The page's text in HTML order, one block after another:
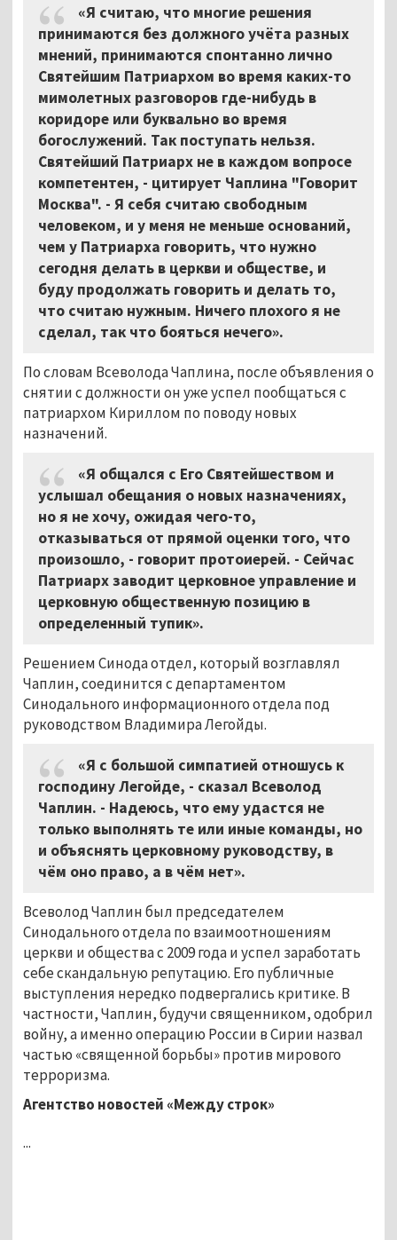
«Я считаю, что многие решения
принимаются без должного учёта разных
мнений, принимаются спонтанно лично
Святейшим Патриархом во время каких-то
мимолетных разговоров где-нибудь в
коридоре или буквально во время
богослужений. Так поступать нельзя.
Святейший Патриарх не в каждом вопросе
компетентен, - цитирует Чаплина "Говорит
Москва". - Я себя считаю свободным
человеком, и у меня не меньше оснований,
чем у Патриарха говорить, что нужно
сегодня делать в церкви и обществе, и
буду продолжать говорить и делать то,
что считаю нужным. Ничего плохого я не
сделал, так что бояться нечего».
По словам Всеволода Чаплина, после объявления о
снятии с должности он уже успел пообщаться с
патриархом Кириллом по поводу новых
назначений.
«Я общался с Его Святейшеством и
услышал обещания о новых назначениях,
но я не хочу, ожидая чего-то,
отказываться от прямой оценки того, что
произошло, - говорит протоиерей. - Сейчас
Патриарх заводит церковное управление и
церковную общественную позицию в
определенный тупик».
Решением Синода отдел, который возглавлял
Чаплин, соединится с департаментом
Синодального информационного отдела под
руководством Владимира Легойды.
«Я с большой симпатией отношусь к
господину Легойде, - сказал Всеволод
Чаплин. - Надеюсь, что ему удастся не
только выполнять те или иные команды, но
и объяснять церковному руководству, в
чём оно право, а в чём нет».
Всеволод Чаплин был председателем
Синодального отдела по взаимоотношениям
церкви и общества с 2009 года и успел заработать
себе скандальную репутацию. Его публичные
выступления нередко подвергались критике. В
частности, Чаплин, будучи священником, одобрил
войну, а именно операцию России в Сирии назвал
частью «священной борьбы» против мирового
терроризма.
Агентство новостей «Между строк»
...